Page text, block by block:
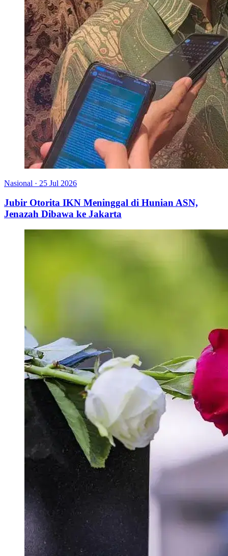
Nasional · 25 Jul 2026
Jubir Otorita IKN Meninggal di Hunian ASN,
Jenazah Dibawa ke Jakarta